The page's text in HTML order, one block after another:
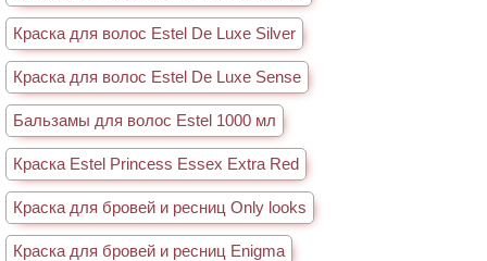
Краска для волос Estel De Luxe Silver
Краска для волос Estel De Luxe Sense
Бальзамы для волос Estel 1000 мл
Краска Estel Princess Essex Extra Red
Краска для бровей и ресниц Only looks
Краска для бровей и ресниц Enigma